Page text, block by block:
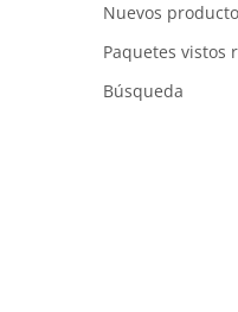
Nuevos
Paquetes vistos
Búsqueda